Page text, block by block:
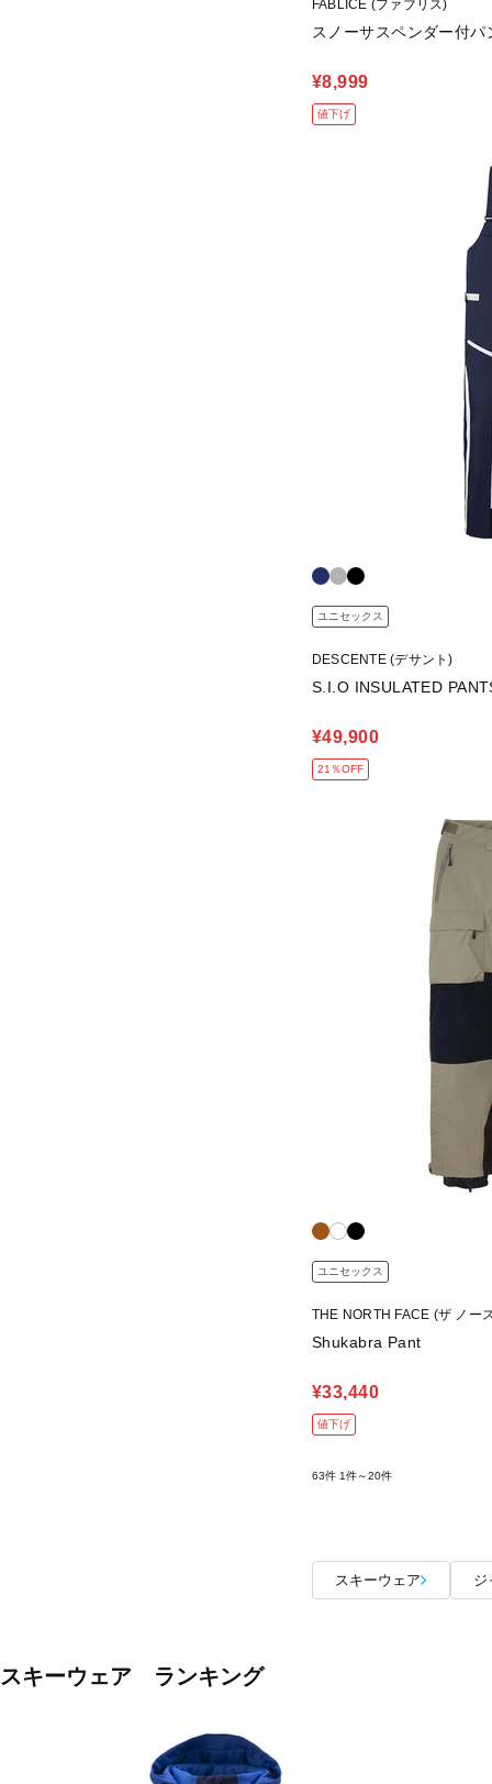
FABLICE (ファブリス)
スノーサスペンダー付
¥8,999
値下げ
ユニセックス
DESCENTE (デサント)
S.I.O INSULATED
¥49,900
21％OFF
ユニセックス
THE NORTH FACE (ザ ノー
Shukabra Pant
¥33,440
値下げ
63件 1件～20件
スキーウェア ジ
スキーウェア ランキング